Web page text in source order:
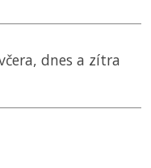
dnes a zítra